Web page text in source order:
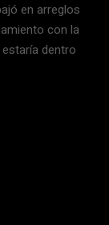
en arreglos
con la
dentro